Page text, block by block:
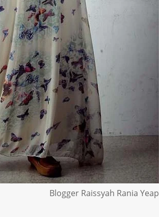
Blogger Raissyah Rania Yeap